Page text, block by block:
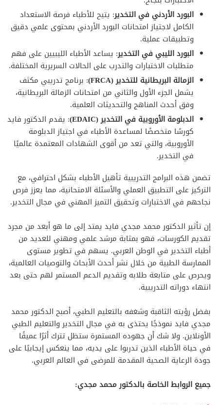
البورد الأردني في التخدير: يتيح للأطباء فرصة الاستعداد
الكامل لاجتياز امتحانات البورد الأردني بمحتوى علمي دقيق
وتطبيقات عملية.
البورد الليبي في التخدير: يساعد الأطباء الليبيين على فهم
متطلبات الاختبارات والتدرب على الحالات السريرية المختلفة.
الزمالة البريطانية للتخدير (FRCA)
: برنامج تدريبي مكثف
يشمل الجزء الأول والثاني من امتحانات الزمالة البريطانية،
وفق أحدث المناهج والتحديثات العلمية.
الدبلومة الأوروبية في التخدير (EDAIC)
: يقدم الدكتور فايد
كورسًا متخصصًا لمساعدة الأطباء في اجتياز الدبلومة
الأوروبية، والتي تعد من أقوى الشهادات المعتمدة عالميًا
في التخدير.
تضمن هذه البرامج التدريبية تأهيل الأطباء بشكل احترافي، مع
التركيز على التطبيق العملي والأسئلة الامتحانية، مما يعزز فرص
نجاحهم في الاختبارات وتحقيق التميز المهني في مجال التخدير.
إن تأثير الدكتور محمد مجدي فايد يمتد إلى ما هو أبعد من مجرد
تقديم الكورسات، فهو بمثابة مرشد علمي ومهني للعديد من
أطباء التخدير في الوطن العربي. يسهم في تطوير مستوى
الممارسة الطبية من خلال نشر أحدث الأبحاث والتوصيات العالمية،
ويحرص على متابعة طلابه وتقديم الدعم المستمر لهم حتى بعد
انتهاء دوراته التدريبية.
بفضل رؤيته الثاقبة وشغفه بالتعليم الطبي، أصبح الدكتور محمد
مجدي فايد نموذجًا يحتذى به في مجال التخدير والتعليم الطبي
الأونلاين. ولا شك أن جهوده المستمرة ستظل تترك أثرًا عميقًا
في حياة الأطباء الذين تدربوا على يديه، مما ينعكس إيجابيًا على
جودة الرعاية الصحية المقدمة للمرضى في العالم العربي.
جميع الروابط الخاصة بالدكتور محمد مجدي: